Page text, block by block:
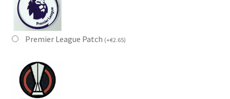
Premier League Patch (+€2.65)